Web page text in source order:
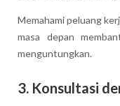
Memahami peluang
masa depan
menguntungkan.
3. Konsultasi